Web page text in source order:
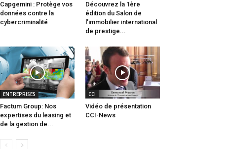
Capgemini : Protège vos
données contre la
cybercriminalité
Découvrez la 1ère
édition du Salon de
l’immobilier international
de prestige...
ENTREPRISES
Factum Group: Nos
expertises du leasing et
de la gestion de...
CCI
Vidéo de présentation
CCI-News